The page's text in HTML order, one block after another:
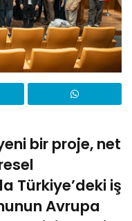
bir proje, net
Türkiye’deki iş
Avrupa